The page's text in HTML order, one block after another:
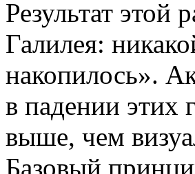
Результат этой
Галилея:
накопилось».
в падении этих
выше, чем
Базовый